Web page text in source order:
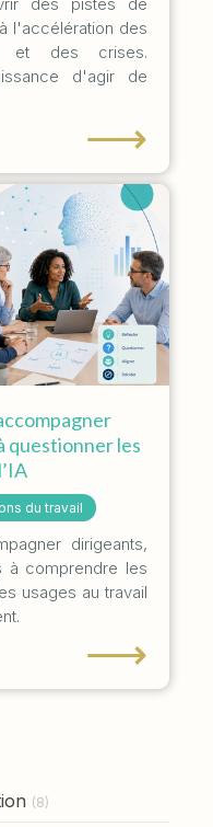
l'accélération des
et des crises.
d'agir de
⟶
questionner les
du travail
dirigeants,
à comprendre les
usages au travail
⟶
(8)